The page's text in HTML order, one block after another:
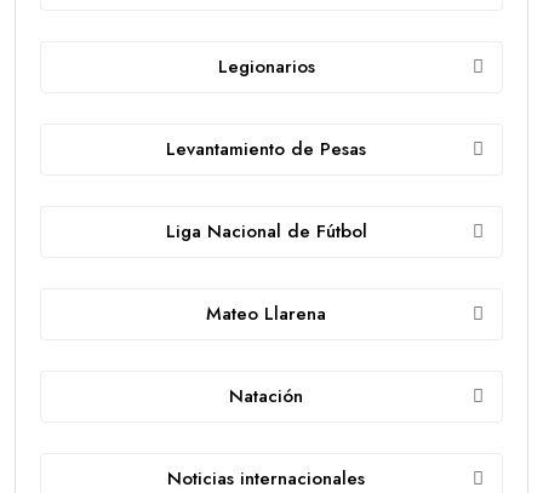
Legionarios
Levantamiento de Pesas
Liga Nacional de Fútbol
Mateo Llarena
Natación
Noticias internacionales